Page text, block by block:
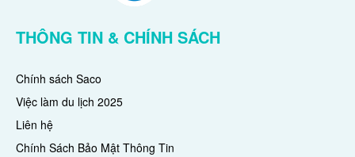
THÔNG TIN & CHÍNH SÁCH
Chính sách Saco
Việc làm du lịch 2025
Liên hệ
Chính Sách Bảo Mật Thông Tin